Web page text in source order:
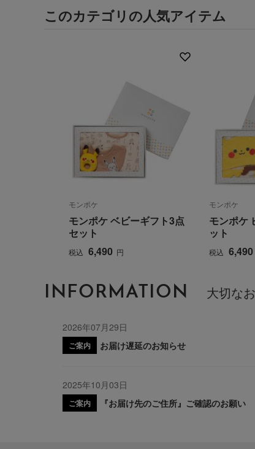
このカテゴリの人気アイテム
モンポケ
モンポケ ベビーギフト3点
セット
税込 6,490 円
モンポケ
モンポケ
ット
税込 6,490
INFORMATION 大切な
2026年07月29日
ご案内 お届け遅延のお知らせ
2025年10月03日
ご案内 『お届け先のご住所』ご確認のお願い